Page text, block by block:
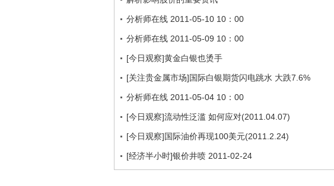
分析师在线 2011-05-10 10：00
分析师在线 2011-05-09 10：00
[今日观察]黄金白银也烫手
[关注贵金属市场]国际白银期货闪电跳水 大跌7.6%
分析师在线 2011-05-04 10：00
[今日观察]流动性泛滥 如何应对(2011.04.07)
[今日观察]国际油价再现100美元(2011.2.24)
[经济半小时]银价井喷 2011-02-24